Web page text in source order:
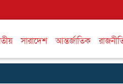
সারাদেশ আন্তর্জাতিক